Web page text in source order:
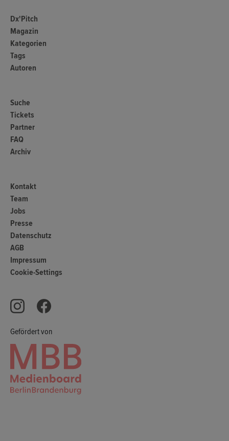
Gefördert von
Dx'Pitch
Magazin
Kategorien
Tags
Autoren
Suche
Tickets
Partner
FAQ
Archiv
Kontakt
Team
Jobs
Presse
Datenschutz
AGB
Impressum
Cookie-Settings